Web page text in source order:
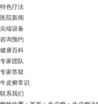
特色疗法
医院新闻
尖端设备
咨询预约
健康百科
专家团队
专家答疑
牛皮癣常识
联系我们